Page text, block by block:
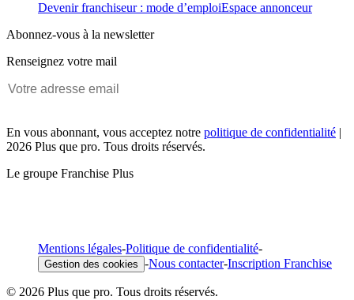
Devenir franchiseur : mode d’emploiEspace annonceur
Abonnez-vous à la newsletter
Renseignez votre mail
En vous abonnant, vous acceptez notre politique de confidentialité |
2026 Plus que pro. Tous droits réservés.
Le groupe Franchise Plus
Mentions légales-Politique de confidentialité-
Gestion des cookies -Nous contacter-Inscription Franchise
© 2026 Plus que pro. Tous droits réservés.